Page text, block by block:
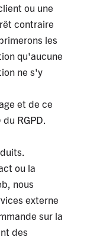
ou une
contraire
les
qu'aucune
ne s'y
et de ce
RGPD.
ou la
nous
externe
sur la
des